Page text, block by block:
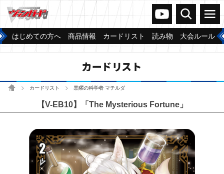
ヴァンガードch
検索 メニュー
はじめての方へ 商品情報 カードリスト 読み物 大会ルール
カードリスト
ホームカードリスト 黒曜の科学者 マチルダ
【V-EB10】「The Mysterious Fortune」